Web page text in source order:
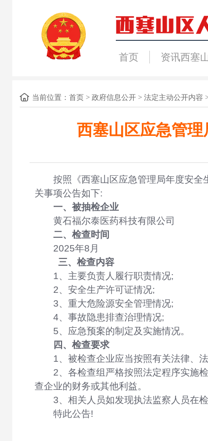
首页 资讯西塞
当前位置： 首页> 政府信息公开> 法定主动公开内容
西塞山区应急管理
按照《西塞山区应急管理局年度安
关事项公告如下:
一、被抽检企业
黄石福尔泰医药科技有限公司
二、检查时间
2025年8 月
三、检查内容
1、 主要负责人履行职责情况;
2、 安全生产许可证情况;
3、 重大危险源安全管理情况;
4、 事故隐患排查治理情况;
5、 应急预案的制定及实施情况。
四、检查要求
1、被检查企业应当按照有关法律、
2、各检查组严格按照法定程序实施
查企业的财务或其他利益。
3、相关人员如发现执法监察人员在
特此公告!